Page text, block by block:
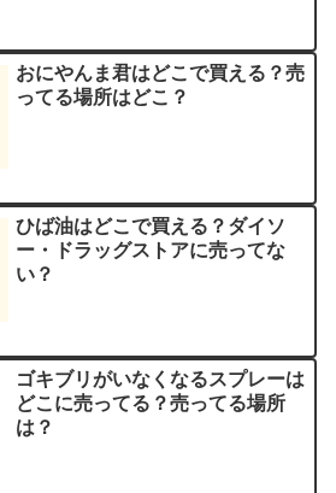
おにやんま君はどこで買える？売
ってる場所はどこ？
ひば油はどこで買える？ダイソ
ー・ドラッグストアに売ってな
い？
ゴキブリがいなくなるスプレーは
どこに売ってる？売ってる場所
は？